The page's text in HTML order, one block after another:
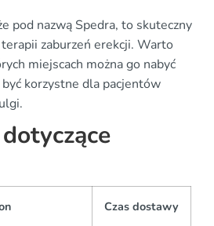
pod nazwą Spedra, to skuteczny
zaburzeń erekcji. Warto
miejscach można go nabyć
korzystne dla pacjentów
Czas dostawy